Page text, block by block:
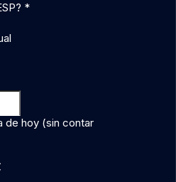
*
de hoy (sin contar